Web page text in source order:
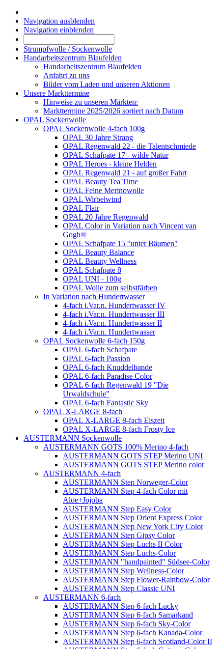
Navigation ausblenden
Navigation einblenden
Strumpfwolle / Sockenwolle
Handarbeitszentrum Blaufelden
Handarbeitszentrum Blaufelden
Anfahrt zu uns
Bilder vom Laden und unseren Aktionen
Unsere Markttermine
Hinweise zu unseren Märkten:
Markttermine 2025/2026 sortiert nach Datum
OPAL Sockenwolle
OPAL Sockenwolle 4-fach 100g
OPAL 30 Jahre Strang
OPAL Regenwald 22 - die Talentschmiede
OPAL Schafpate 17 - wilde Natur
OPAL Heroes - kleine Helden
OPAL Regenwald 21 - auf großer Fahrt
OPAL Beauty Tea Time
OPAL Feine Merinowolle
OPAL Wirbelwind
OPAL Flair
OPAL 20 Jahre Regenwald
OPAL Color in Variation nach Vincent van
Gogh®
OPAL Schafpate 15 "unter Bäumen"
OPAL Beauty Balance
OPAL Beauty Wellness
OPAL Schafpate 8
OPAL UNI - 100g
OPAL Wolle zum selbstfärben
In Variation nach Hundertwasser
4-fach i.Var.n. Hundertwasser IV
4-fach i.Var.n. Hundertwasser III
4-fach i.Var.n. Hundertwasser II
4-fach i.Var.n. Hundertwasser
OPAL Sockenwolle 6-fach 150g
OPAL 6-fach Schafpate
OPAL 6-fach Passion
OPAL 6-fach Knuddelbande
OPAL 6-fach Paradise Color
OPAL 6-fach Regenwald 19 "Die
Urwaldschule"
OPAL 6-fach Fantastic Sky
OPAL X-LARGE 8-fach
OPAL X-LARGE 8-fach Eiszeit
OPAL X-LARGE 8-fach Frosty Ice
AUSTERMANN Sockenwolle
AUSTERMANN GOTS 100% Merino 4-fach
AUSTERMANN GOTS STEP Merino UNI
AUSTERMANN GOTS STEP Merino color
AUSTERMANN 4-fach
AUSTERMANN Step Norweger-Color
AUSTERMANN Step 4-fach Color mit
Aloe+Jojoba
AUSTERMANN Step Easy Color
AUSTERMANN Step Orient Express Color
AUSTERMANN Step New York City Color
AUSTERMANN Step Gipsy Color
AUSTERMANN Step Luchs II Color
AUSTERMANN Step Luchs-Color
AUSTERMANN "handpainted" Südsee-Color
AUSTERMANN Step Wellness-Color
AUSTERMANN Step Flower-Rainbow-Color
AUSTERMANN Step Classic UNI
AUSTERMANN 6-fach
AUSTERMANN Step 6-fach Lucky
AUSTERMANN Step 6-fach Samarkand
AUSTERMANN Step 6-fach Sky-Color
AUSTERMANN Step 6-fach Kanada-Color
AUSTERMANN Step 6-fach Scotland-Color II